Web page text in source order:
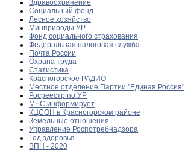
Здравоохранение
Социальный фонд
Лесное хозяйство
Минприроды УР
Фонд социального страхования
Федеральная налоговая служба
Почта России
Охрана труда
Статистика
Красногорское РАДИО
Местное отделение Партии "Единая Россия"
Росреестр по УР
МЧС информирует
КЦСОН в Красногорском районе
Земельные отношения
Управление Роспотребнадзора
Год здоровья
ВПН - 2020